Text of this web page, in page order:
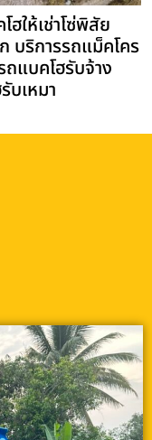
ฮให้เช่าโซ่พิสัย
บริการรถแม็คโคร
ถแบคโฮรับจ้าง
บเหมา